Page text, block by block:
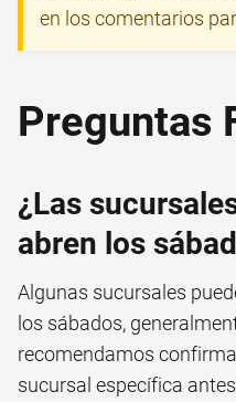
en los comentarios
Preguntas
¿Las
abren los
Algunas sucursales
los sábados,
recomendamos
sucursal específica